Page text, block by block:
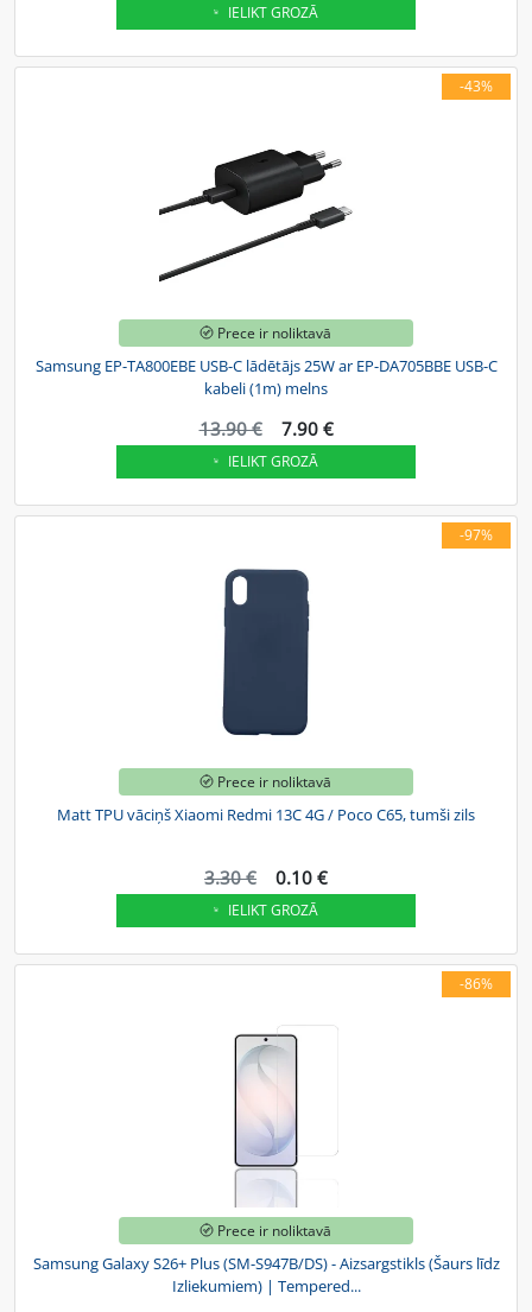
IELIKT GROZĀ
-43%
Prece ir noliktavā
Samsung EP-TA800EBE USB-C lādētājs 25W ar EP-DA705BBE USB-C
kabeli (1m) melns
13.90 € 7.90 €
IELIKT GROZĀ
-97%
Prece ir noliktavā
Matt TPU vāciņš Xiaomi Redmi 13C 4G / Poco C65, tumši zils
3.30 € 0.10 €
IELIKT GROZĀ
-86%
Prece ir noliktavā
Samsung Galaxy S26+ Plus (SM-S947B/DS) - Aizsargstikls (Šaurs līdz
Izliekumiem) | Tempered...